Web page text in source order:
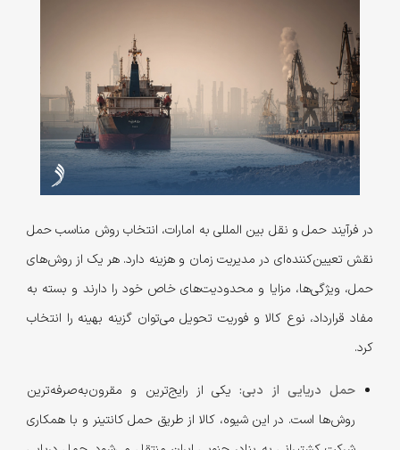
در فرآیند حمل و نقل بین المللی به امارات، انتخاب روش مناسب حمل
نقش تعیین‌کننده‌ای در مدیریت زمان و هزینه دارد. هر یک از روش‌های
حمل، ویژگی‌ها، مزایا و محدودیت‌های خاص خود را دارند و بسته به
مفاد قرارداد، نوع کالا و فوریت تحویل می‌توان گزینه بهینه را انتخاب
کرد.
حمل دریایی از دبی:یکی از رایج‌ترین و مقرون‌به‌صرفه‌ترین
روش‌ها است. در این شیوه، کالا از طریق حمل کانتینر و با همکاری